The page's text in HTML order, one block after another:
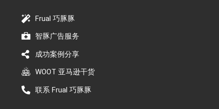
Frual 巧豚豚
智豚广告服务
成功案例分享
WOOT 亚马逊干货
联系 Frual 巧豚豚